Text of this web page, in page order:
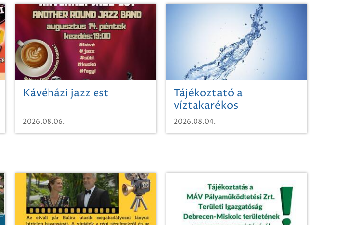
Kávéházi jazz est
2026.08.06.
Tájékoztató a
víztakarékos
vízhasználatról
2026.08.04.